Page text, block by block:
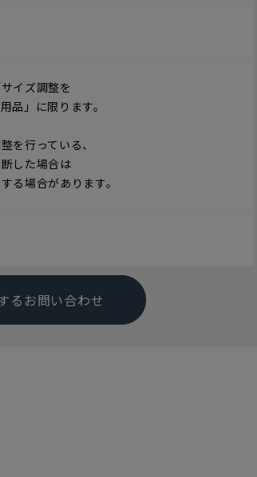
イズ調整を
品」に限ります。
を行っている、
した場合は
る場合があります。
るお問い合わせ